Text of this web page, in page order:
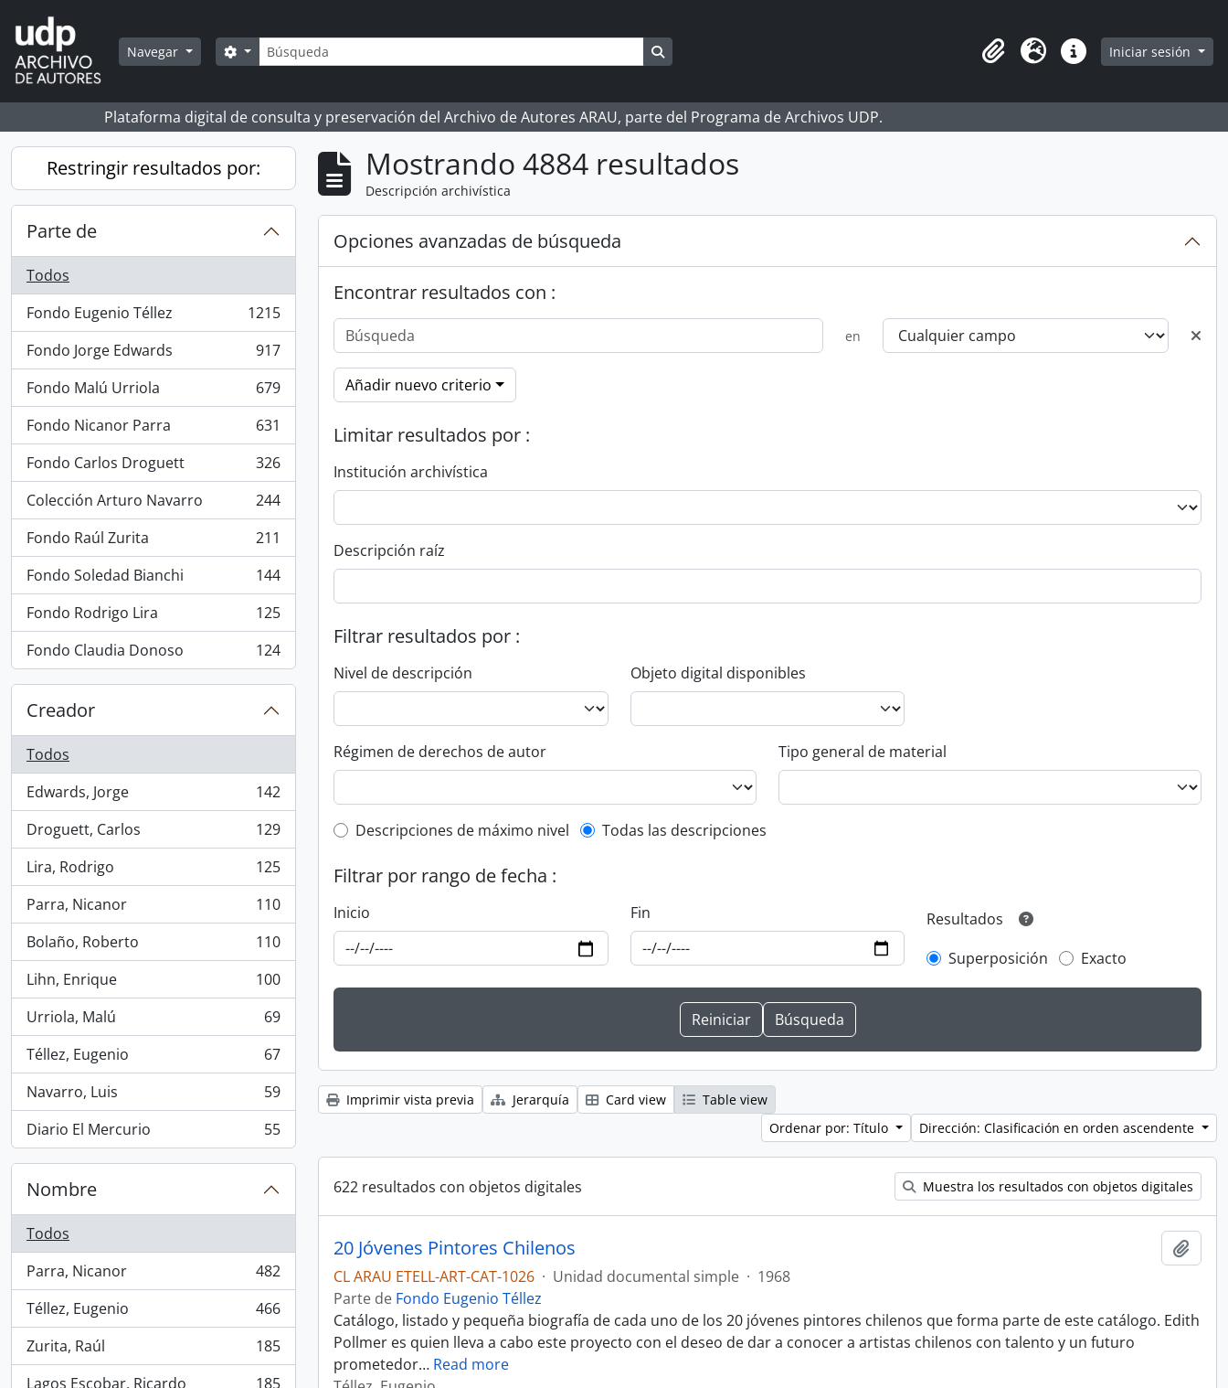
Skip to main content
Navegar Búsqueda
Search options
Portapapeles
Idioma Enlaces rápidos
Iniciar sesión
Plataforma digital de consulta y preservación del Archivo de Autores ARAU, parte del Programa de Archivos UDP.
Restringir resultados por:
Parte de
Todos
Fondo Eugenio Téllez
, 1215 resultados
1215
Fondo Jorge Edwards
, 917 resultados
917
Fondo Malú Urriola
, 679 resultados
679
Fondo Nicanor Parra
, 631 resultados
631
Fondo Carlos Droguett
, 326 resultados
326
Colección Arturo Navarro
, 244 resultados
244
Fondo Raúl Zurita
, 211 resultados
211
Fondo Soledad Bianchi
, 144 resultados
144
Fondo Rodrigo Lira
, 125 resultados
125
Fondo Claudia Donoso
, 124 resultados 124
Creador
Todos
Edwards, Jorge
, 142 resultados
142
Droguett, Carlos
, 129 resultados
129
Lira, Rodrigo
, 125 resultados
125
Parra, Nicanor
, 110 resultados
110
Bolaño, Roberto
, 110 resultados
110
Lihn, Enrique
, 100 resultados
100
Urriola, Malú
, 69 resultados
69
Téllez, Eugenio
, 67 resultados
67
Navarro, Luis
, 59 resultados
59
Diario El Mercurio
, 55 resultados 55
Nombre
Todos
Parra, Nicanor
, 482 resultados
482
Téllez, Eugenio
, 466 resultados
466
Zurita, Raúl
, 185 resultados
185
Lagos Escobar, Ricardo
185
Mostrando 4884 resultados
Descripción archivística
Opciones avanzadas de búsqueda
Encontrar resultados con :
en
Añadir nuevo criterio
Limitar resultados por :
Institución archivística
Descripción raíz
Filtrar resultados por :
Nivel de descripción Objeto digital disponibles
Régimen de derechos de autor Tipo general de material
Top-level description filter
Descripciones de máximo nivel Todas las descripciones
Filtrar por rango de fecha :
Inicio Fin
Resultados
Superposición
Exacto
Imprimir vista previa Jerarquía Card view
Table view
Ordenar por: Título
Dirección: Clasificación en orden ascendente
622 resultados con objetos digitales Muestra los resultados con objetos digitales
20 Jóvenes Pintores Chilenos
CL ARAU ETELL-ART-CAT-1026 · Unidad documental simple · 1968
Parte de Fondo Eugenio Téllez
Catálogo, listado y pequeña biografía de cada uno de los 20 jóvenes pintores chilenos que forma parte de este catálogo. Edith
Pollmer es quien lleva a cabo este proyecto con el deseo de dar a conocer a artistas chilenos con talento y un futuro
prometedor… Read more